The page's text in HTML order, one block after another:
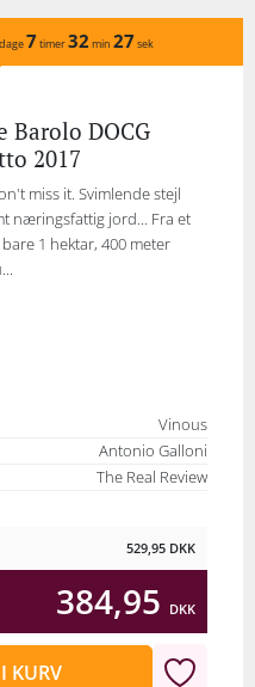
dage7 timer32 min 27 sek
Barolo DOCG
2017
miss it. Svimlende stejl
næringsfattig jord... Fra et
1 hektar, 400 meter
Vinous
Antonio Galloni
The Real Review
529,95 DKK
384,95 DKK
KURV